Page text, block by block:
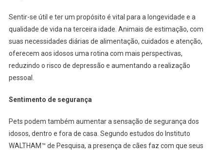
Sentir-se útil e ter um propósito é vital para a longevidade e a
qualidade de vida na terceira idade. Animais de estimação, com
suas necessidades diárias de alimentação, cuidados e atenção,
oferecem aos idosos uma rotina com mais perspectivas,
reduzindo o risco de depressão e aumentando a realização
pessoal.
Sentimento de segurança
Pets podem também aumentar a sensação de segurança dos
idosos, dentro e fora de casa. Segundo estudos do Instituto
WALTHAM™ de Pesquisa, a presença de cães faz com que seus